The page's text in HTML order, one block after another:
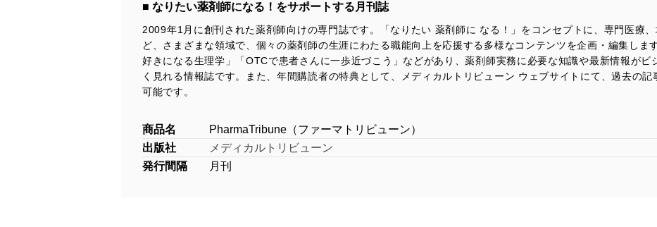
■ なりたい薬剤師になる！をサポートする月刊誌
2009年1月に創刊された薬剤師向けの専門誌です。「なりたい 薬剤師に なる！」をコンセプトに、専門医療
ど、さまざまな領域で、個々の薬剤師の生涯にわたる職能向上を応援する多様なコンテンツを企画・編集しま
好きになる生理学」「OTCで患者さんに一歩近づこう」などがあり、薬剤師実務に必要な知識や最新情報がビ
く見れる情報誌です。また、年間購読者の特典として、メディカルトリビューン ウェブサイトにて、過去の
可能です。
商品名
PharmaTribune（ファーマトリビューン）
出版社
メディカルトリビューン
発行間隔
月刊